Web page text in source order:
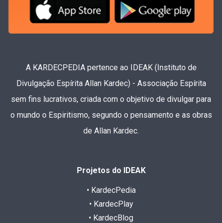
A KARDECPEDIA pertence ao IDEAK (Instituto de
Divulgação Espírita Allan Kardec) - Associação Espírita
sem fins lucrativos, criada com o objetivo de divulgar para
o mundo o Espiritismo, segundo o pensamento e as obras
de Allan Kardec.
Projetos do IDEAK
• KardecPedia
• KardecPlay
• KardecBlog